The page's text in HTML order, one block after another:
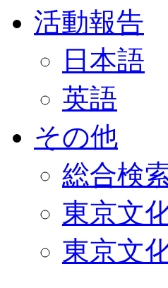
活動報告
日本語
英語
その他
総合検
東京文
東京文